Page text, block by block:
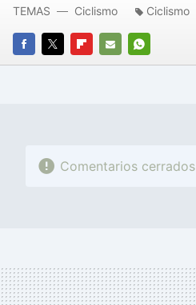
FACEBOOK
TWITTERFLIPBOARD
E-
WHATSAPP
TEMAS Ciclismo Ciclismo
Comentarios cerrados